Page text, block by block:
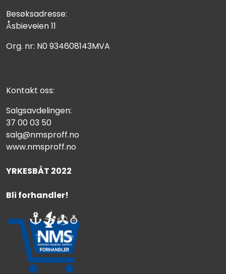
Besøksadresse:
Åsbieveien 11
Org. nr: N0 934608143MVA
Kontakt oss:
Salgsavdelingen:
37 00 03 50
salg@nmsproff.no
www.nmsproff.no
YRKESBÅT 2022
Bli forhandler!